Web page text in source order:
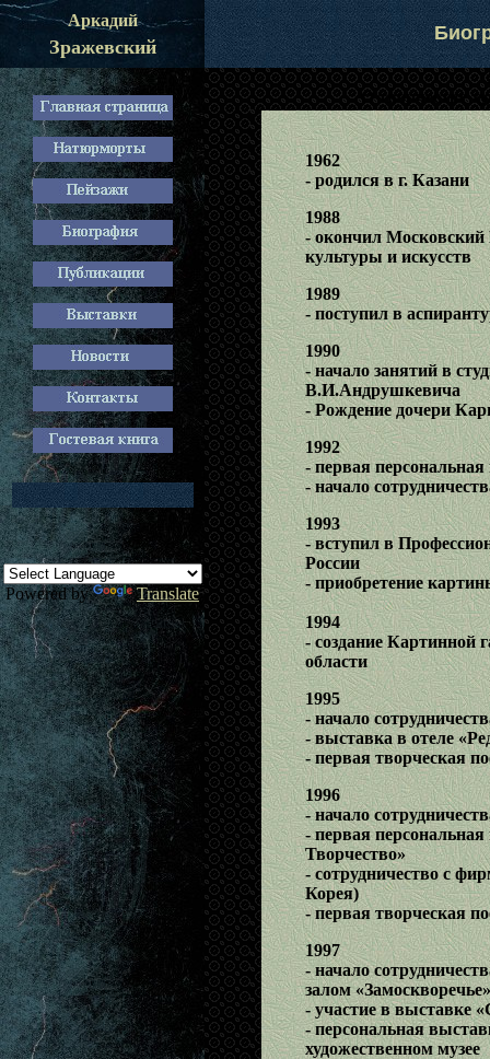
Аркадий
Зражевский
Powered by Translate
1962
- родился в г. Казани
1988
- окончил Московский
культуры и искусств
1989
- поступил в
1990
- начало занятий в
В.И.Андрушкевича
- Рождение дочери
1992
- первая
- начало
1993
- вступил в
России
- приобретение
1994
- создание Картинной
области
1995
- начало
- выставка в отеле
- первая творческая
1996
- начало
- первая
Творчество»
- сотрудничество с
Корея)
- первая творческая
1997
- начало
залом «Замоскворечье»
- участие в
- персональная
художественном музее